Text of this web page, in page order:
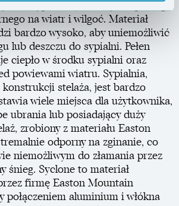
rok. Sypialnia jest uszyta z pełnego
na wiatr i wilgoć. Materiał
bardzo wysoko, aby uniemożliwić
lub deszczu do sypialni. Pełen
ciepło w środku sypialni oraz
powiewami wiatru. Sypialnia,
stelaża, jest bardzo
wiele miejsca dla użytkownika,
ubrania lub posiadający duży
zrobiony z materiału Easton
odporny na zginanie, co
niemożliwym do złamania przez
śnieg. Syclone to materiał
firmę Easton Mountain
połączeniem aluminium i włókna